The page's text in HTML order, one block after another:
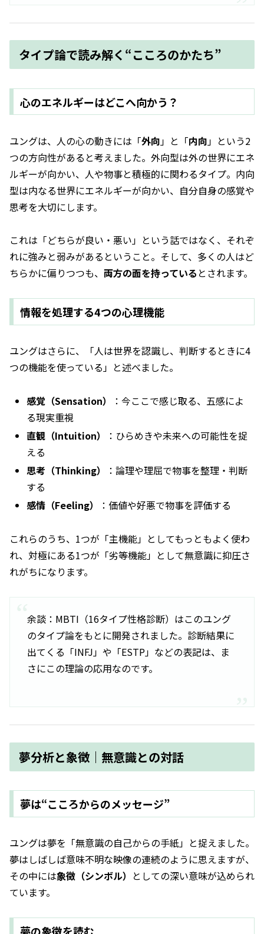
タイプ論で読み解く“こころのかたち”
心のエネルギーはどこへ向かう？
ユングは、人の心の動きには「外向 」と「内向 」という2
つの方向性があると考えました。外向型は外の世界にエネ
ルギーが向かい、人や物事と積極的に関わるタイプ。内向
型は内なる世界にエネルギーが向かい、自分自身の感覚や
思考を大切にします。
これは「どちらが良い・悪い」という話ではなく、それぞ
れに強みと弱みがあるということ。そして、多くの人はど
ちらかに偏りつつも、 両方の面を持っている とされます。
情報を処理する4つの心理機能
ユングはさらに、「人は世界を認識し、判断するときに4
つの機能を使っている」と述べました。
感覚（Sensation）
：今ここで感じ取る、五感によ
る現実重視
直観（Intuition）
：ひらめきや未来への可能性を捉
える
思考（Thinking）
：論理や理屈で物事を整理・判断
する
感情（Feeling）
：価値や好悪で物事を評価する
これらのうち、1つが「主機能」としてもっともよく使わ
れ、対極にある1つが「劣等機能」として無意識に抑圧さ
れがちになります。
余談：MBTI（16タイプ性格診断）はこのユング
のタイプ論をもとに開発されました。診断結果に
出てくる「INFJ」や「ESTP」などの表記は、ま
さにこの理論の応用なのです。
夢分析と象徴｜無意識との対話
夢は“こころからのメッセージ”
ユングは夢を「無意識の自己からの手紙」と捉えました。
夢はしばしば意味不明な映像の連続のように思えますが、
その中には象徴（シンボル） としての深い意味が込められ
ています。
夢の象徴を読む